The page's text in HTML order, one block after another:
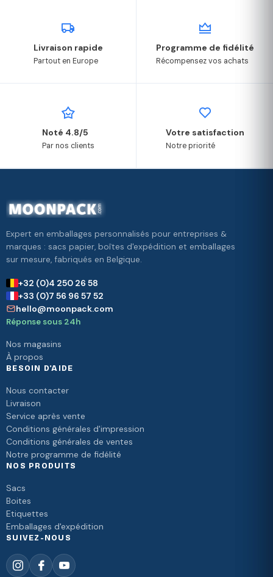
Livraison rapide
Partout en Europe
Programme de fidélité
Récompensez vos achats
Noté 4.8/5
Par nos clients
Votre satisfaction
Notre priorité
Expert en emballages personnalisés pour entreprises &
marques : sacs papier, boîtes d'expédition et emballages
sur mesure, fabriqués en Belgique.
+32 (0)4 250 26 58
+33 (0)7 56 96 57 52
hello@moonpack.com
Réponse sous 24h
Nos magasins
À propos
BESOIN D'AIDE
Nous contacter
Livraison
Service après vente
Conditions générales d'impression
Conditions générales de ventes
Notre programme de fidélité
NOS PRODUITS
Sacs
Boites
Etiquettes
Emballages d'expédition
SUIVEZ-NOUS